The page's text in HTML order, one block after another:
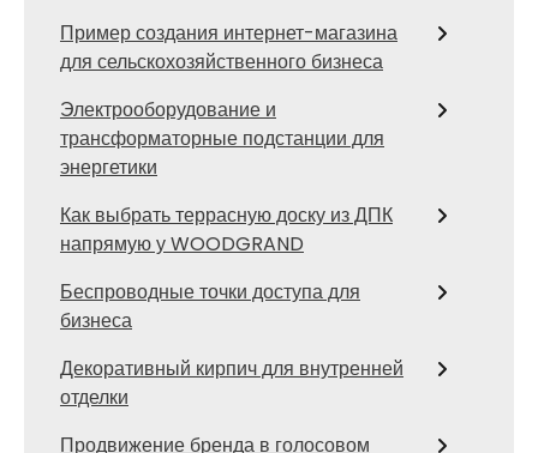
Пример создания интернет-магазина
для сельскохозяйственного бизнеса
Электрооборудование и
трансформаторные подстанции для
энергетики
Как выбрать террасную доску из ДПК
напрямую у WOODGRAND
Беспроводные точки доступа для
бизнеса
Декоративный кирпич для внутренней
отделки
Продвижение бренда в голосовом